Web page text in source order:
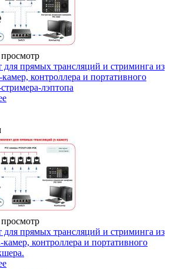
для прямых трансляций и стриминга из
контроллера и портативного
лэптопа
для прямых трансляций и стриминга из
контроллера и портативного